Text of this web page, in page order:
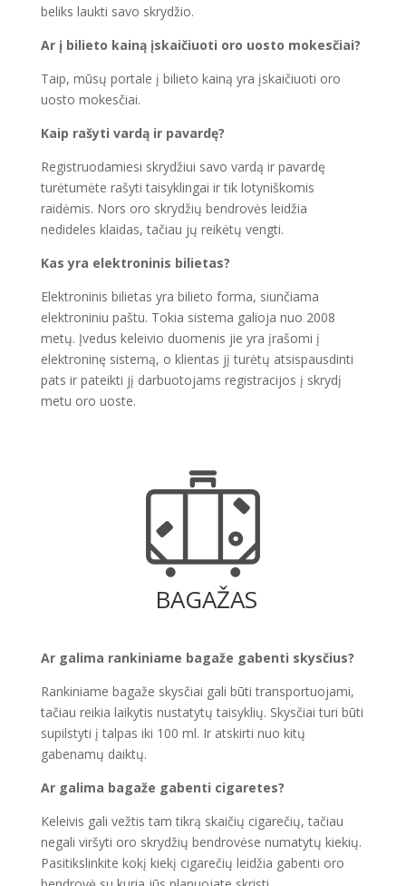
beliks laukti savo skrydžio.
Ar į bilieto kainą įskaičiuoti oro uosto mokesčiai?
Taip, mūsų portale į bilieto kainą yra įskaičiuoti oro
uosto mokesčiai.
Kaip rašyti vardą ir pavardę?
Registruodamiesi skrydžiui savo vardą ir pavardę
turėtumėte rašyti taisyklingai ir tik lotyniškomis
raidėmis. Nors oro skrydžių bendrovės leidžia
nedideles klaidas, tačiau jų reikėtų vengti.
Kas yra elektroninis bilietas?
Elektroninis bilietas yra bilieto forma, siunčiama
elektroniniu paštu. Tokia sistema galioja nuo 2008
metų. Įvedus keleivio duomenis jie yra įrašomi į
elektroninę sistemą, o klientas jį turėtų atsispausdinti
pats ir pateikti jį darbuotojams registracijos į skrydį
metu oro uoste.
BAGAŽAS
Ar galima rankiniame bagaže gabenti skysčius?
Rankiniame bagaže skysčiai gali būti transportuojami,
tačiau reikia laikytis nustatytų taisyklių. Skysčiai turi būti
supilstyti į talpas iki 100 ml. Ir atskirti nuo kitų
gabenamų daiktų.
Ar galima bagaže gabenti cigaretes?
Keleivis gali vežtis tam tikrą skaičių cigarečių, tačiau
negali viršyti oro skrydžių bendrovėse numatytų kiekių.
Pasitikslinkite kokį kiekį cigarečių leidžia gabenti oro